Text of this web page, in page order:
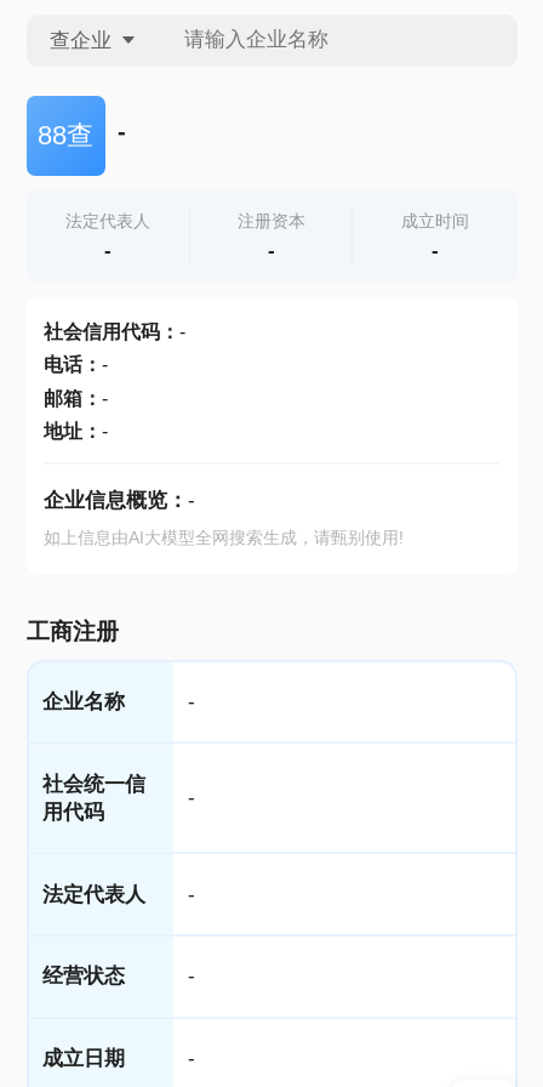
查企业
查企业
查产地
88查 -
法定代表人
-
注册资本
-
成立时间
-
社会信用代码： -
电话： -
邮箱： -
地址： -
企业信息概览： -
如上信息由AI大模型全网搜索生成，请甄别使用!
工商注册
企业名称 -
社会统一信
用代码
-
法定代表人 -
经营状态 -
成立日期 -